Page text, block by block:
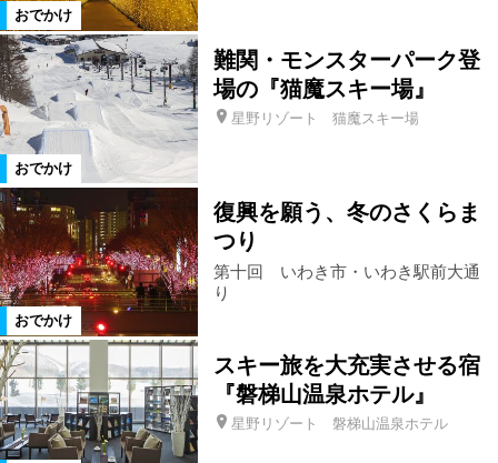
特産品 アウトドア
花スポット 公園 体験
史跡名勝 遊園地
水族館 街歩き グルメ
カフェ ランチ
博物館 美術館 見学 日帰り
遠出 ドライブ 家族・子連れ
おでかけ
おでかけ
難関・モンスターパーク登
場の『猫魔スキー場』
星野リゾート 猫魔スキー場
おでかけ
復興を願う、冬のさくらま
つり
第十回 いわき市・いわき駅前大通
り
スキー旅を大充実させる宿
『磐梯山温泉ホテル』
星野リゾート 磐梯山温泉ホテル